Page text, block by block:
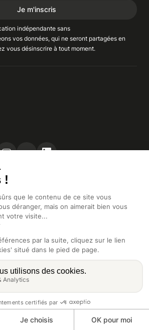
Je m'inscris
indépendante sans
vos données, qui ne seront partagées en
vous désinscrire à tout moment.
à notre newsletter
à la rédaction ?